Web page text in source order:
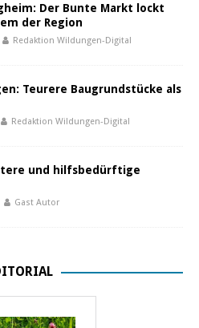
Der Bunte Markt lockt
der Region
Redaktion Wildungen-Digital
Teurere Baugrundstücke als
Redaktion Wildungen-Digital
und hilfsbedürftige
Gast Autor